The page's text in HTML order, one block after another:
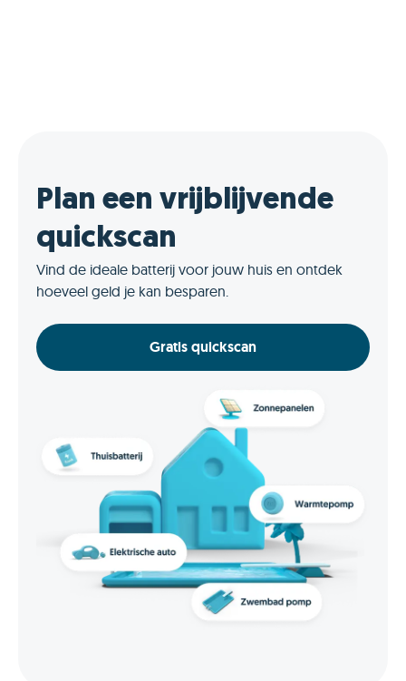
Plan een vrijblijvende
quickscan
Vind de ideale batterij voor jouw huis en ontdek
hoeveel geld je kan besparen.
Gratis quickscan